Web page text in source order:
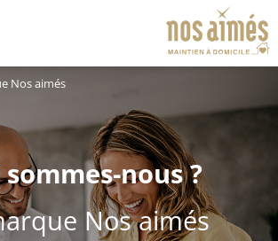
Nos aimés
nous ?
Nos aimés